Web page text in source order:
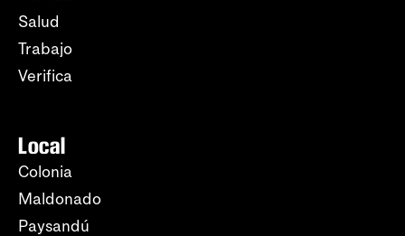
Salud
Trabajo
Verifica
Local
Colonia
Maldonado
Paysandú